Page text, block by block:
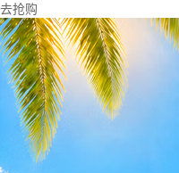
去抢购